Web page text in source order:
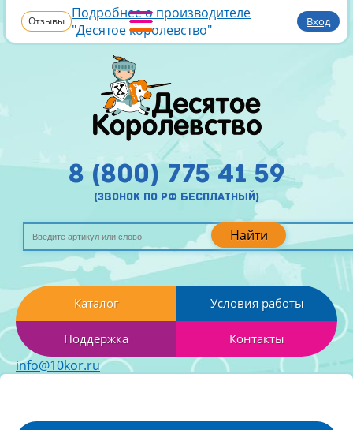
Отзывы Подробнее о производителе
"Десятое королевство"
Вход
Найти
8 (800) 775 41 59
(звонок по рф бесплатный)
Каталог Условия работы
Поддержка Контакты
info@10kor.ru